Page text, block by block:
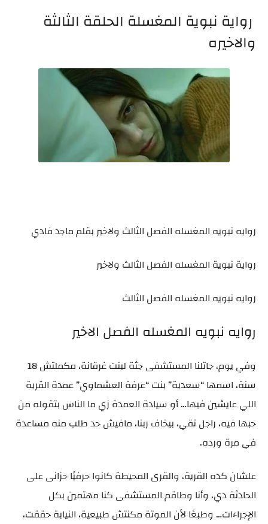
رواية نبوية المغسلة الحلقة الثالثة
والاخيره
روايه نبويه المغسله الفصل الثالث ولاخير بقلم ماجد فادي
رواية نبوية المغسله الفصل الثالث ولاخير
روايه نبويه المغسله الفصل الثالث
روايه نبويه المغسله الفصل الاخير
وفي يوم، جاتلنا المستشفى جثة لبنت غرقانة، مكملتش 18
سنة، اسمها “سعدية” بنت “عرفة العشماوي” عمدة القرية
اللي عايشين فيها… أو سيادة العمدة زي ما الناس بتقوله من
حبها فيه، راجل تقي، بيخاف ربنا، مافيش حد طلب منه مساعدة
في مرة ورده.
علشان كده القرية، والقرى المحيطة كانوا حرفيًا حزانى على
الحادثة دي، وأنا وطاقم المستشفى كنا مهتمين بكل
الإجراءات… وطبعًا لأن الموتة مكنتش طبيعية، النيابة حققت،